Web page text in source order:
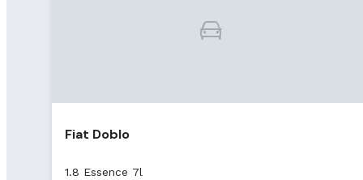
Fiat Doblo
1.8 Essence 7l